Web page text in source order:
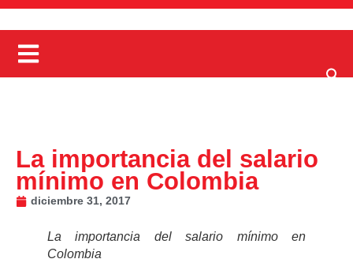
La importancia del salario
mínimo en Colombia
diciembre 31, 2017
La importancia del salario mínimo en
Colombia